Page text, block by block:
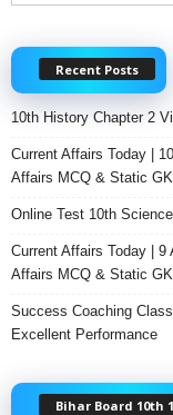
Recent Posts
10th History Chapter 2
Current Affairs Today |
Affairs MCQ & Static GK
Online Test 10th
Current Affairs Today |
Affairs MCQ & Static GK
Success Coaching
Excellent Performance
Bihar Board 10th